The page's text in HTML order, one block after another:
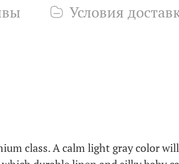
Условия
class. A calm light gray color